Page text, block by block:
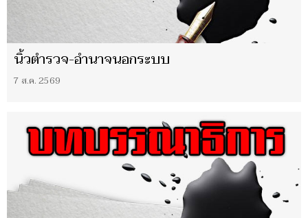
นิ้วตำรวจ-อำนาจนอกระบบ
7 ส.ค. 2569